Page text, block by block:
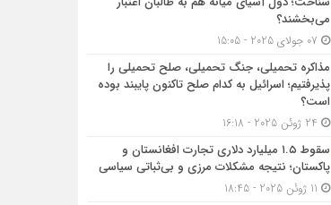
می‎‌بخشند؟
مذاکره تحمیلی، جنگ تحمیلی، صلح تحمیلی را
پذیرفتیم؛ اسرائیل به کدام صلح تاکنون پایبند بوده
است؟
سقوط ۱.۵ میلیارد دلاری تجارت افغانستان و
پاکستان؛ نتیجه مشکلات مرزی و بی‌ثباتی سیاسی